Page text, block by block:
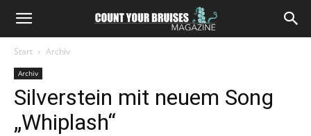
Start Archiv
Archiv
Silverstein mit neuem Song
„Whiplash“